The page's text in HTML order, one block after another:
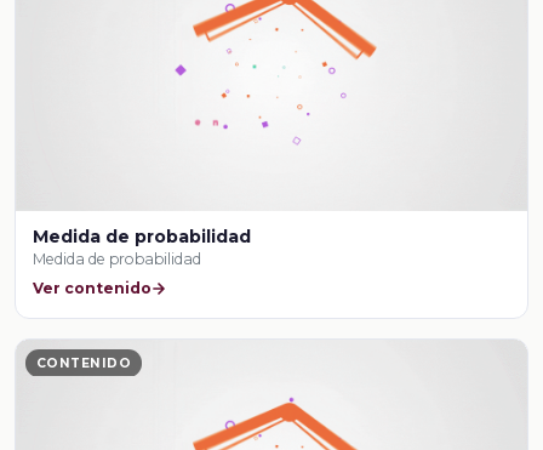
Medida de probabilidad
Medida de probabilidad
Ver contenido
CONTENIDO